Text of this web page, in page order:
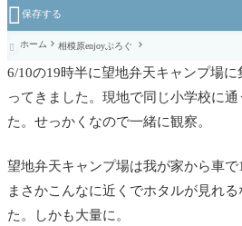
 保存する
 ホーム 相模原enjoyぶろぐ
6/10の19時半に望地弁天キャンプ場
ってきました。現地で同じ小学校に
た。せっかくなので一緒に観察。
望地弁天キャンプ場は我が家から車で
まさかこんなに近くでホタルが見れ
た。しかも大量に。